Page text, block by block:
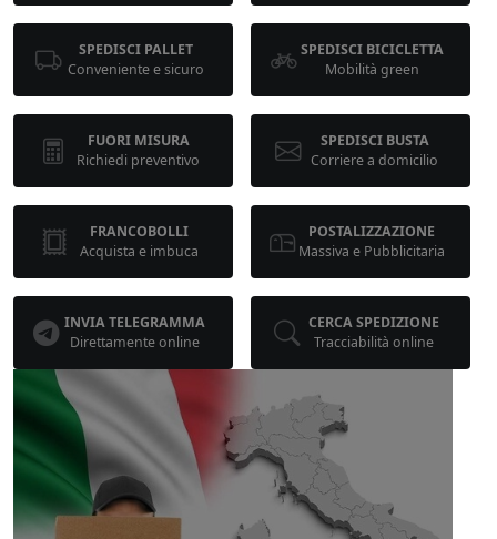
calcola
SPEDISCI PALLET
Conveniente e sicuro
SPEDISCI BICICLETTA
Mobilità green
FUORI MISURA
Richiedi preventivo
SPEDISCI BUSTA
Corriere a domicilio
FRANCOBOLLI
Acquista e imbuca
POSTALIZZAZIONE
Massiva e Pubblicitaria
INVIA TELEGRAMMA
Direttamente online
CERCA SPEDIZIONE
Tracciabilità online